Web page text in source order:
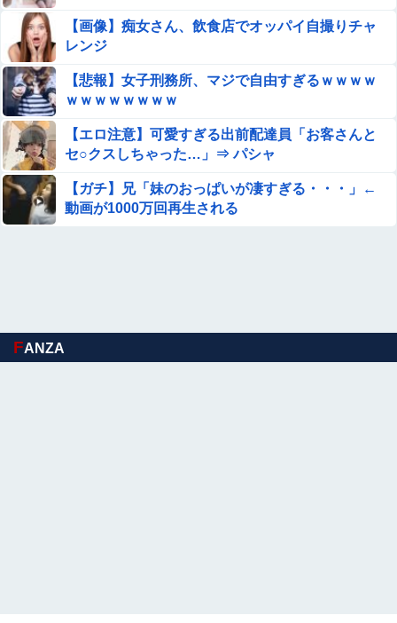
モデル系スレンダー貧乳の美女たちが、ヌードになった芸
術的ちっぱい
【悲報】 ロシアさん、国民の財産を没収しはじめるｗｗｗ
ｗｗ
【夏の悲劇】父親、溺れた息子を救おうとしてﾀﾋ亡 →専門
家も警鐘「救助は二次被害が多い」
【朗報】菅直人元総理、再評価されるｗｗｗｗｗｗｗｗｗ
ｗｗｗｗｗｗｗｗｗ
30秒で射精させて即撤退ｗｗｗ クッソエロい体の嫁との
くってしまう
【画像】痴女さん、飲食店でオッパイ自撮りチャ
レンジ
【悲報】女子刑務所、マジで自由すぎるｗｗｗｗ
ｗｗｗｗｗｗｗｗ
【エロ注意】可愛すぎる出前配達員「お客さんと
セ○クスしちゃった…」⇒ パシャ
【ガチ】兄「妹のおっぱいが凄すぎる・・・」←
動画が1000万回再生される
FANZA